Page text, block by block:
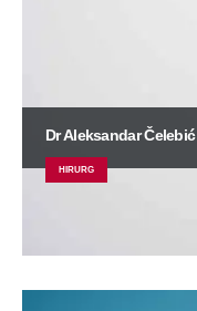
Dr Aleksandar Čelebić
HIRURG